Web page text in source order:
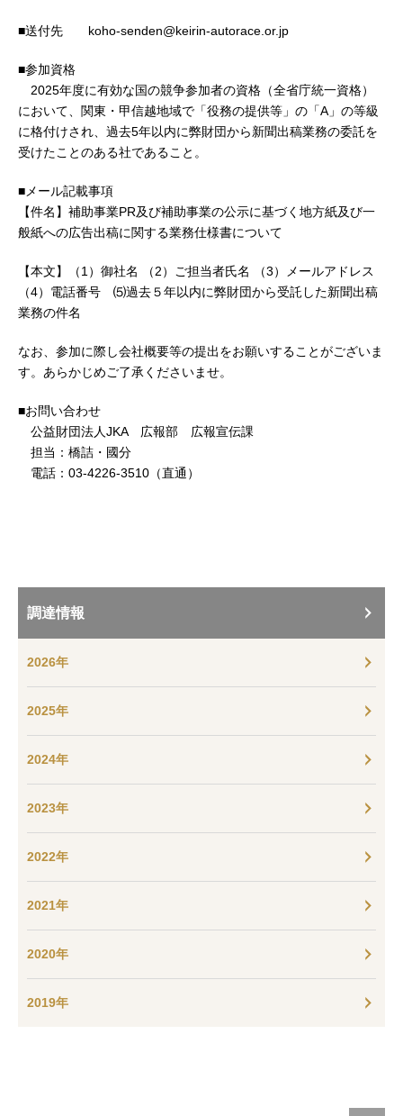
■送付先 koho-senden@keirin-autorace.or.jp
■参加資格
2025年度に有効な国の競争参加者の資格（全省庁統一資格）
において、関東・甲信越地域で「役務の提供等」の「A」の等級
に格付けされ、過去5年以内に弊財団から新聞出稿業務の委託を
受けたことのある社であること。
■メール記載事項
【件名】補助事業PR及び補助事業の公示に基づく地方紙及び一
般紙への広告出稿に関する業務仕様書について
【本文】（1）御社名 （2）ご担当者氏名 （3）メールアドレス
（4）電話番号 ⑸過去５年以内に弊財団から受託した新聞出稿
業務の件名
なお、参加に際し会社概要等の提出をお願いすることがございま
す。あらかじめご了承くださいませ。
■お問い合わせ
公益財団法人JKA 広報部 広報宣伝課
担当：橋詰・國分
電話：03-4226-3510（直通）
調達情報
2026年
2025年
2024年
2023年
2022年
2021年
2020年
2019年